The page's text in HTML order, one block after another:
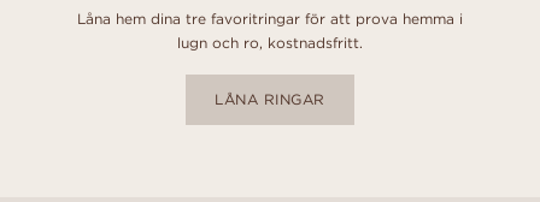
Låna hem dina tre favoritringar för att prova hemma i
lugn och ro, kostnadsfritt.
LÅNA RINGAR